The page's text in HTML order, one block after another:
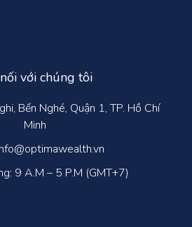
với chúng tôi
Bến Nghé, Quận 1, TP. Hồ Chí
Minh
9 A.M – 5 P.M (GMT+7)